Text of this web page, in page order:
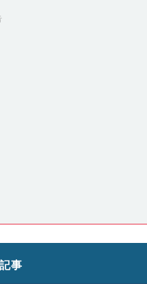
事